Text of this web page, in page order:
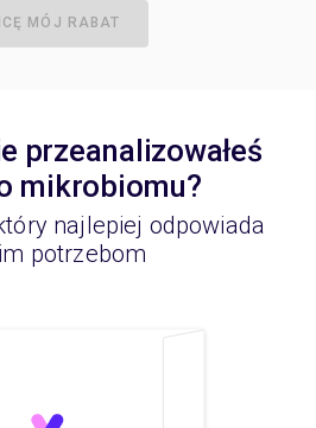
MÓJ RABAT
przeanalizowałeś
mikrobiomu?
najlepiej odpowiada
potrzebom